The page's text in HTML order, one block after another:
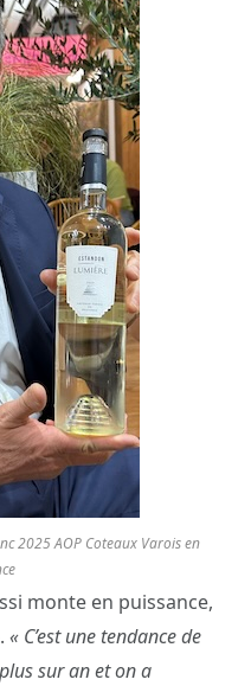
2025 AOP Coteaux Varois en
monte en puissance,
« C’est une tendance de
sur an et on a